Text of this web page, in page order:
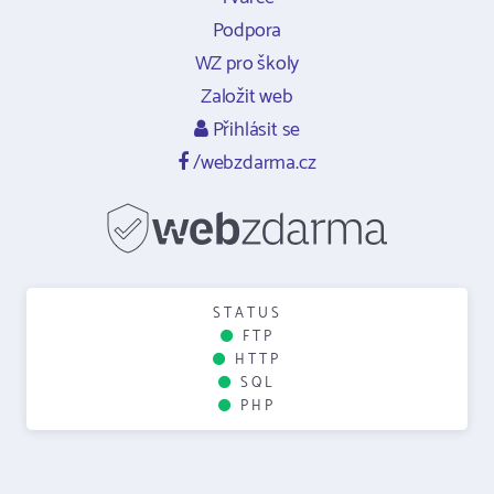
Podpora
WZ pro školy
Založit web
Přihlásit se
/webzdarma.cz
STATUS
FTP
HTTP
SQL
PHP